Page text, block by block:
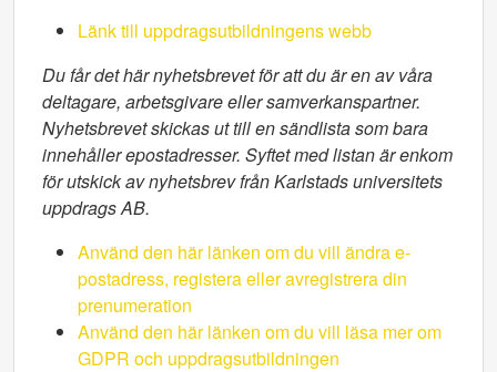
Länk till uppdragsutbildningens webb
Du får det här nyhetsbrevet för att du är en av våra
deltagare, arbetsgivare eller samverkanspartner.
Nyhetsbrevet skickas ut till en sändlista som bara
innehåller epostadresser. Syftet med listan är enkom
för utskick av nyhetsbrev från Karlstads universitets
uppdrags AB.
Använd den här länken om du vill ändra e-
postadress, registera eller avregistrera din
prenumeration
Använd den här länken om du vill läsa mer om
GDPR och uppdragsutbildningen